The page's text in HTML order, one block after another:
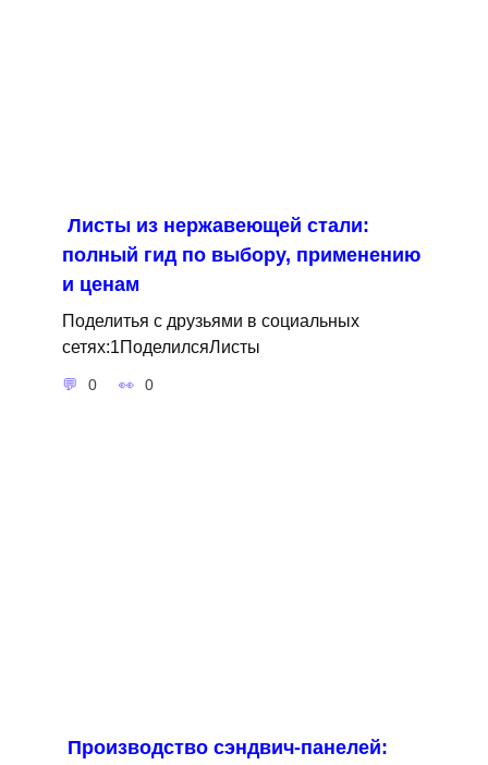
Листы из нержавеющей стали:
полный гид по выбору, применению
и ценам
Поделитья с друзьями в социальных
сетях:1ПоделилсяЛисты
0 0
Производство сэндвич-панелей: